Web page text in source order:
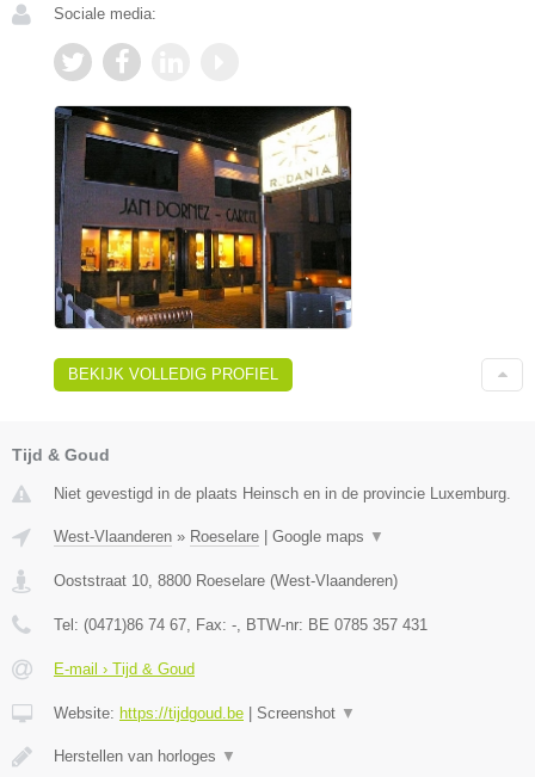
Sociale media:
BEKIJK VOLLEDIG PROFIEL
Tijd & Goud
Niet gevestigd in de plaats Heinsch en in de provincie Luxemburg.
West-Vlaanderen » Roeselare | Google maps ▼
Ooststraat 10 8800 Roeselare (West-Vlaanderen)
Tel: (0471)86 74 67 , Fax: - , BTW-nr: BE 0785 357 431
E-mail › Tijd & Goud
Website: https://tijdgoud.be | Screenshot ▼
Herstellen van horloges ▼